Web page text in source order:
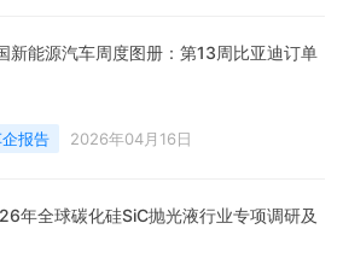
新能源汽车周度图册：第13周比亚迪订单
报告 2026年04月16日
年全球碳化硅SiC抛光液行业专项调研及